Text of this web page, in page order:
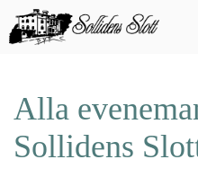
Alla
Sollidens